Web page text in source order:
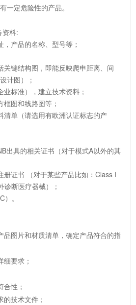
一定危险性的产品。
资料:
产品的名称、型号等；
关键结构图，即能反映爬申距离、间
计图）；
标准），建立技术资料；
图和线路图等；
清单（请选用有欧洲认证标志的产
出具的相关证书（对于模式A以外的其
册证书 （对于某些产品比如：Class I
诊断医疗器械）；
。
品图片和材质清单，确定产品符合的指
细要求；
合性；
的技术文件；